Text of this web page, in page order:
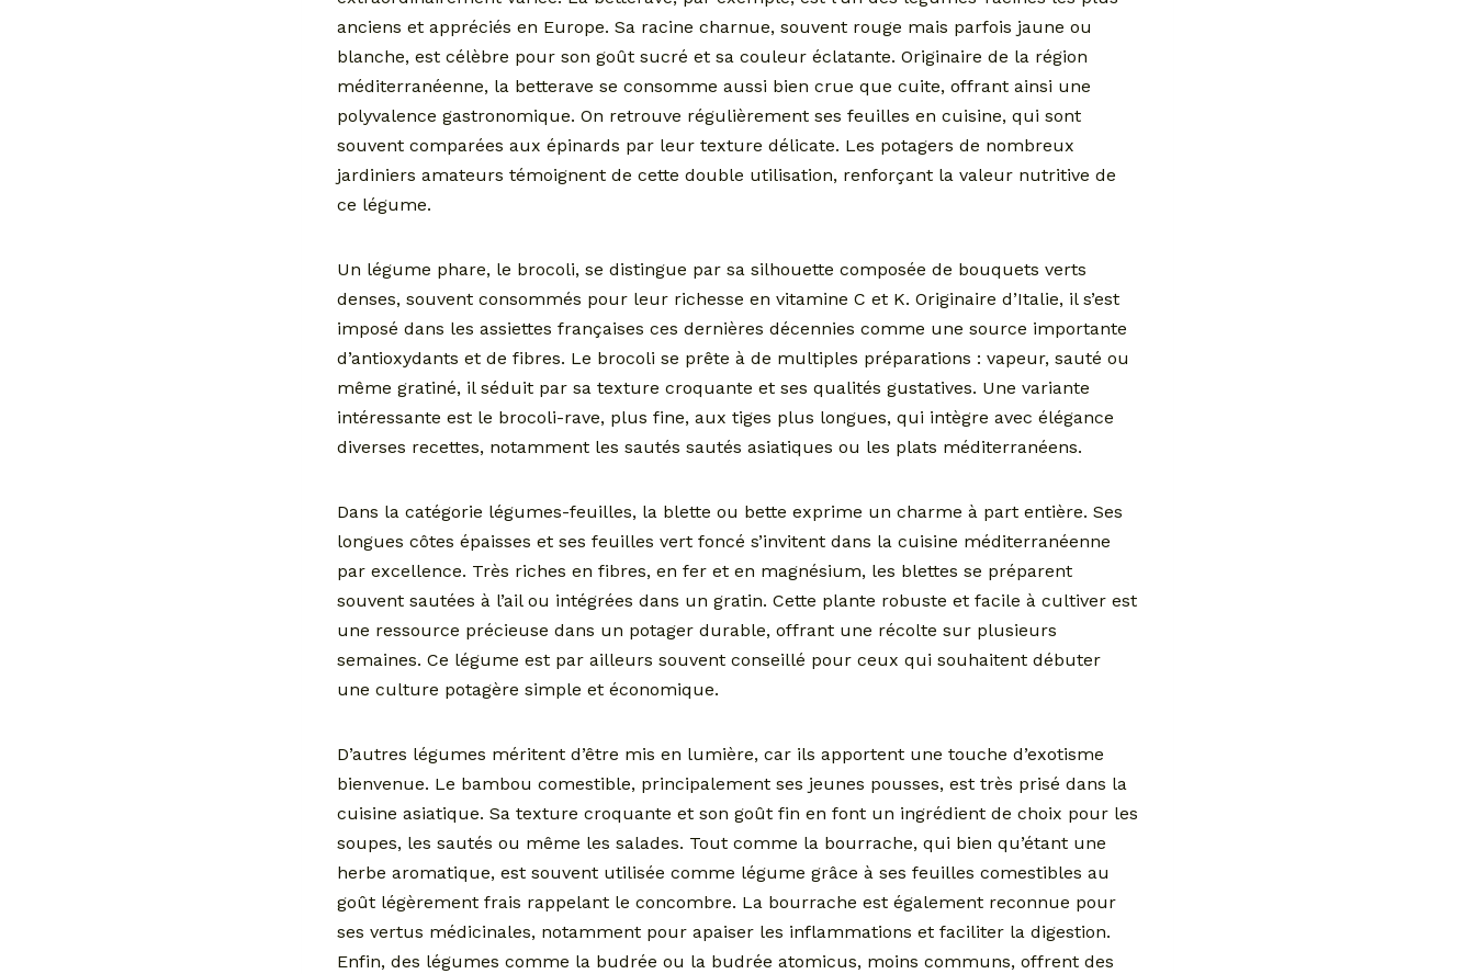
anciens et appréciés en Europe. Sa racine charnue, souvent rouge mais parfois jaune ou
blanche, est célèbre pour son goût sucré et sa couleur éclatante. Originaire de la région
méditerranéenne, la betterave se consomme aussi bien crue que cuite, offrant ainsi une
polyvalence gastronomique. On retrouve régulièrement ses feuilles en cuisine, qui sont
souvent comparées aux épinards par leur texture délicate. Les potagers de nombreux
jardiniers amateurs témoignent de cette double utilisation, renforçant la valeur nutritive de
ce légume.
Un légume phare, le brocoli, se distingue par sa silhouette composée de bouquets verts
denses, souvent consommés pour leur richesse en vitamine C et K. Originaire d’Italie, il s’est
imposé dans les assiettes françaises ces dernières décennies comme une source importante
d’antioxydants et de fibres. Le brocoli se prête à de multiples préparations : vapeur, sauté ou
même gratiné, il séduit par sa texture croquante et ses qualités gustatives. Une variante
intéressante est le brocoli-rave, plus fine, aux tiges plus longues, qui intègre avec élégance
diverses recettes, notamment les sautés sautés asiatiques ou les plats méditerranéens.
Dans la catégorie légumes-feuilles, la blette ou bette exprime un charme à part entière. Ses
longues côtes épaisses et ses feuilles vert foncé s’invitent dans la cuisine méditerranéenne
par excellence. Très riches en fibres, en fer et en magnésium, les blettes se préparent
souvent sautées à l’ail ou intégrées dans un gratin. Cette plante robuste et facile à cultiver est
une ressource précieuse dans un potager durable, offrant une récolte sur plusieurs
semaines. Ce légume est par ailleurs souvent conseillé pour ceux qui souhaitent débuter
une culture potagère simple et économique.
D’autres légumes méritent d’être mis en lumière, car ils apportent une touche d’exotisme
bienvenue. Le bambou comestible, principalement ses jeunes pousses, est très prisé dans la
cuisine asiatique. Sa texture croquante et son goût fin en font un ingrédient de choix pour les
soupes, les sautés ou même les salades. Tout comme la bourrache, qui bien qu’étant une
herbe aromatique, est souvent utilisée comme légume grâce à ses feuilles comestibles au
goût légèrement frais rappelant le concombre. La bourrache est également reconnue pour
ses vertus médicinales, notamment pour apaiser les inflammations et faciliter la digestion.
Enfin, des légumes comme la budrée ou la budrée atomicus, moins communs, offrent des